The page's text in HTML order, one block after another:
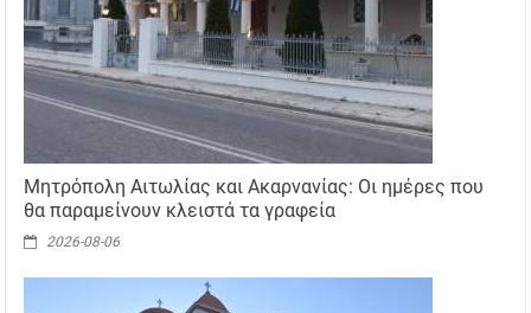
Μητρόπολη Αιτωλίας και Ακαρνανίας: Οι ημέρες που
θα παραμείνουν κλειστά τα γραφεία
2026-08-06